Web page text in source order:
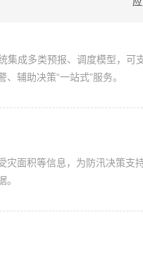
成多类预报、调度模型，可
辅助决策“一站式”服务。
面积等信息，为防汛决策支